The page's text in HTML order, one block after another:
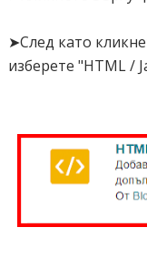
➤След като
изберете "HTML /